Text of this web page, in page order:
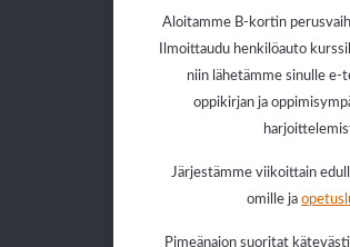
Aloitamme B-kortin
Ilmoittaudu henkilöauto
niin lähetämme sinulle e-
oppikirjan ja
Järjestämme viikoittain
omille ja
Pimeänajon suoritat